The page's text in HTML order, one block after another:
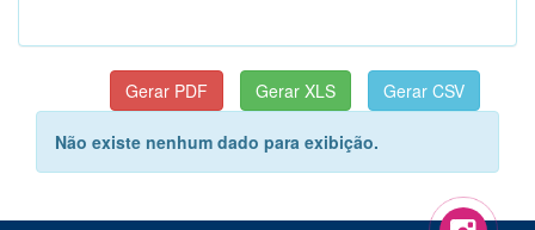
Não existe nenhum dado para exibição.